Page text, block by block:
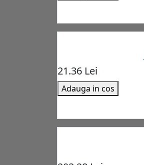
21.36 Lei
Adauga in cos